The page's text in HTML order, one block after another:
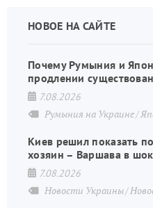
НОВОЕ НА САЙТЕ
Почему Румыния и
продлении
7.08.2026
Румыния на Украине
Киев решил показать
хозяин – Варшава в
7.08.2026
Новости Украины